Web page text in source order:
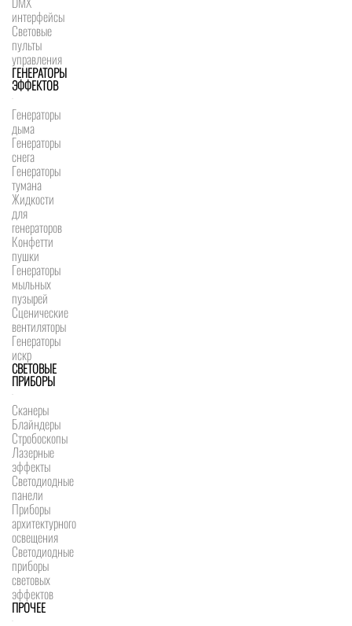
интерфейсы
Световые
пульты
управления
ГЕНЕРАТОРЫ
ЭФФЕКТОВ
Генераторы
дыма
Генераторы
снега
Генераторы
тумана
Жидкости
для
генераторов
Конфетти
пушки
Генераторы
мыльных
пузырей
Сценические
вентиляторы
Генераторы
искр
СВЕТОВЫЕ
ПРИБОРЫ
Сканеры
Блайндеры
Стробоскопы
Лазерные
эффекты
Светодиодные
панели
Приборы
архитектурного
освещения
Светодиодные
приборы
световых
эффектов
ПРОЧЕЕ